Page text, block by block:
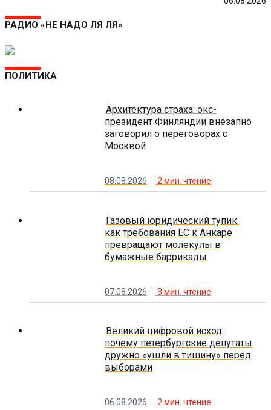
РАДИО «НЕ НАДО ЛЯ ЛЯ»
ПОЛИТИКА
Архитектура страха: экс-
президент Финляндии внезапно
заговорил о переговорах с
Москвой
08.08.2026 2мин. чтение
Газовый юридический тупик:
как требования ЕС к Анкаре
превращают молекулы в
бумажные баррикады
07.08.2026 3 мин. чтение
Великий цифровой исход:
почему петербургские депутаты
дружно «ушли в тишину» перед
выборами
06.08.2026 2мин. чтение